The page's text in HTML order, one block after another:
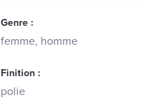
Genre :
femme, homme
Finition :
polie